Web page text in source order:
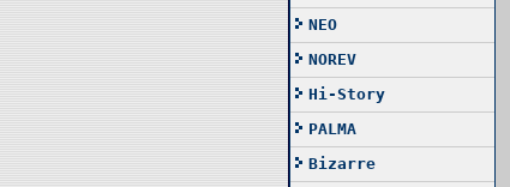
NEO
NOREV
Hi-Story
PALMA
Bizarre